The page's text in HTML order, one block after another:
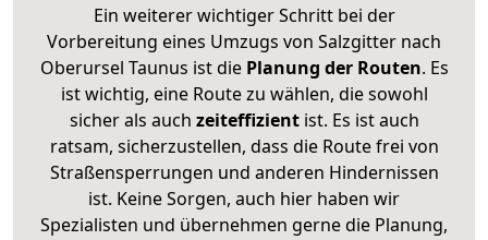
Ein weiterer wichtiger Schritt bei der
Vorbereitung eines Umzugs von Salzgitter nach
Oberursel Taunus ist diePlanung der Routen. Es
ist wichtig, eine Route zu wählen, die sowohl
sicher als auch zeiteffizientist. Es ist auch
ratsam, sicherzustellen, dass die Route frei von
Straßensperrungen und anderen Hindernissen
ist. Keine Sorgen, auch hier haben wir
Spezialisten und übernehmen gerne die Planung,